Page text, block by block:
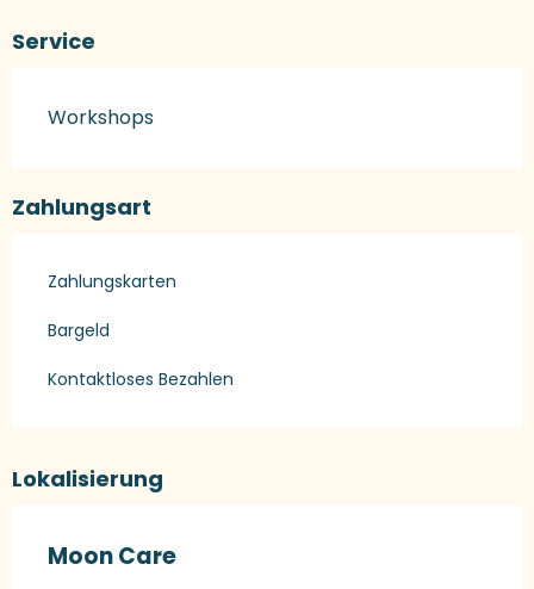
Service
Workshops
Zahlungsart
Zahlungskarten
Bargeld
Kontaktloses Bezahlen
Lokalisierung
Moon Care